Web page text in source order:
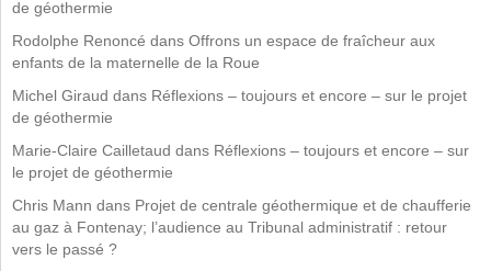
de géothermie
Rodolphe Renoncé dans Offrons un espace de fraîcheur aux
enfants de la maternelle de la Roue
Michel Giraud dans Réflexions – toujours et encore – sur le projet
de géothermie
Marie-Claire Cailletaud dans Réflexions – toujours et encore – sur
le projet de géothermie
Chris Mann dans Projet de centrale géothermique et de chaufferie
au gaz à Fontenay; l’audience au Tribunal administratif : retour
vers le passé ?